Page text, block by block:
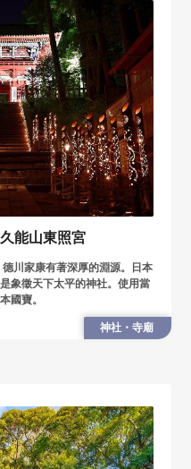
能山東照宮
象徵天下太平的神社。使用當
國寶。
神社・寺廟